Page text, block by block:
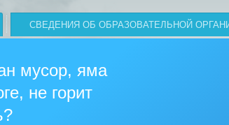
СВЕДЕНИЯ ОБ ОБРАЗОВАТЕЛЬНОЙ
мусор, яма
не горит